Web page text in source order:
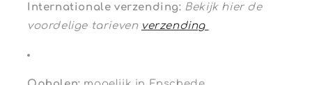
Internationale verzending: Bekijk hier de
voordelige tarieven verzending